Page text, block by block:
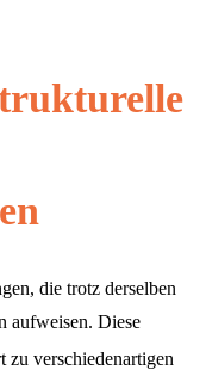
die trotz derselben
aufweisen. Diese
zu verschiedenartigen